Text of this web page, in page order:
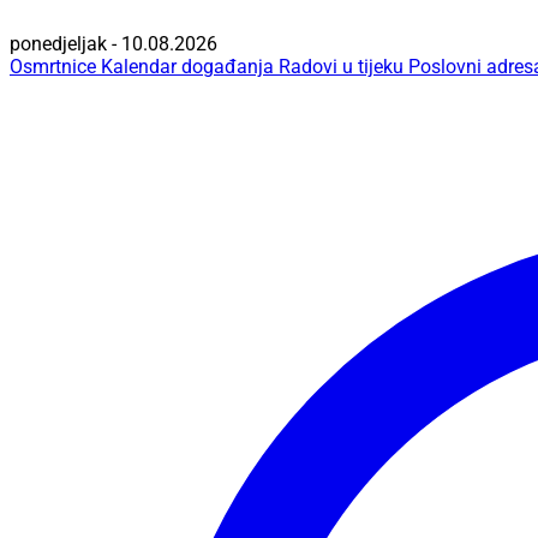
ponedjeljak - 10.08.2026
Osmrtnice Kalendar događanja Radovi u tijeku Poslovni